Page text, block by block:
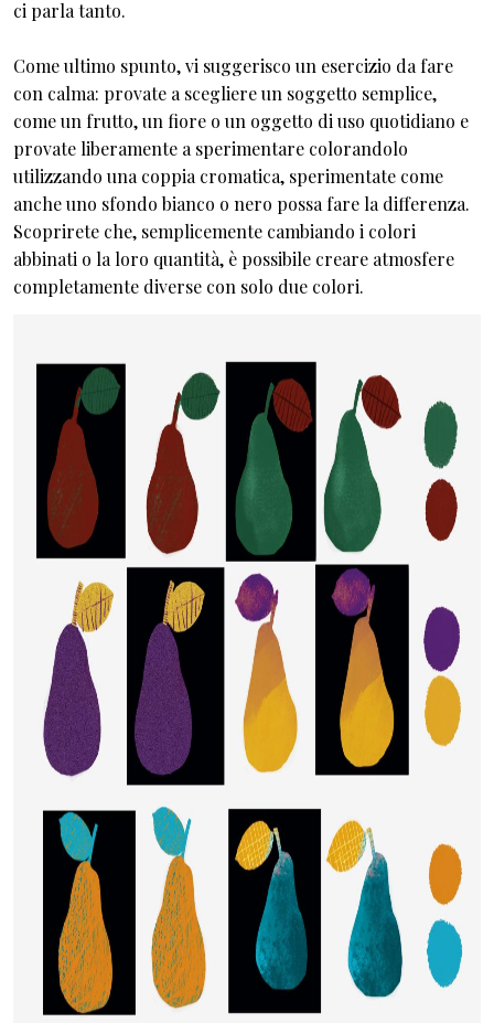
ci parla tanto.
Come ultimo spunto, vi suggerisco un esercizio da fare
con calma: provate a scegliere un soggetto semplice,
come un frutto, un fiore o un oggetto di uso quotidiano e
provate liberamente a sperimentare colorandolo
utilizzando una coppia cromatica, sperimentate come
anche uno sfondo bianco o nero possa fare la differenza.
Scoprirete che, semplicemente cambiando i colori
abbinati o la loro quantità, è possibile creare atmosfere
completamente diverse con solo due colori.